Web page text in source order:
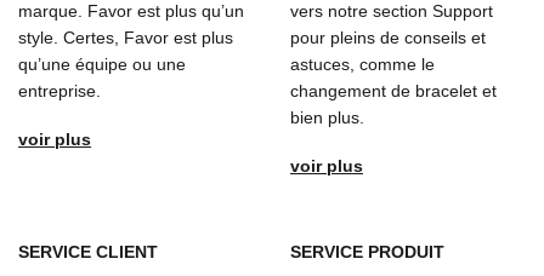
marque. Favor est plus qu’un
style. Certes, Favor est plus
qu’une équipe ou une
entreprise.
voir plus
vers notre section Support
pour pleins de conseils et
astuces, comme le
changement de bracelet et
bien plus.
voir plus
SERVICE CLIENT
SERVICE PRODUIT